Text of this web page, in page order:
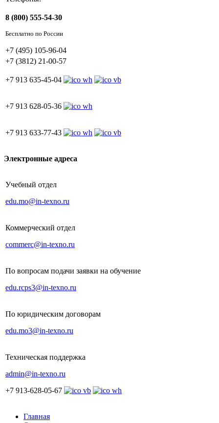
8 (800) 555-54-30
Бесплатно по России
+7 (495) 105-96-04
+7 (3812) 21-00-57
+7 913 635-45-04
+7 913 628-05-36
+7 913 633-77-43
Электронные адреса
Учебный отдел
edu.mo@in-texno.ru
Коммерческий отдел
commerc@in-texno.ru
По вопросам подачи заявки на обучение
edu.rcps3@in-texno.ru
По юридическим договорам
edu.mo3@in-texno.ru
Техническая поддержка
admin@in-texno.ru
+7 913-628-05-67
Главная